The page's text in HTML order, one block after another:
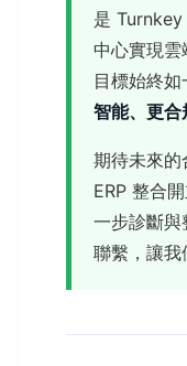
是 Turnkey
中心實現
目標始終如
智能、更合
期待未來的
ERP 整合
一步診斷與
聯繫，讓我